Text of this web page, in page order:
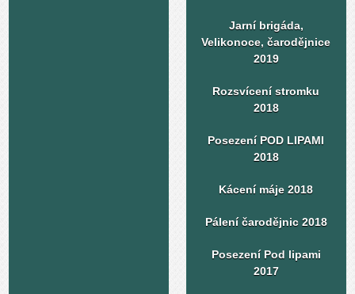
Jarní brigáda,
Velikonoce, čarodějnice
2019
Rozsvícení stromku
2018
Posezení POD LIPAMI
2018
Kácení máje 2018
Pálení čarodějnic 2018
Posezení Pod lipami
2017